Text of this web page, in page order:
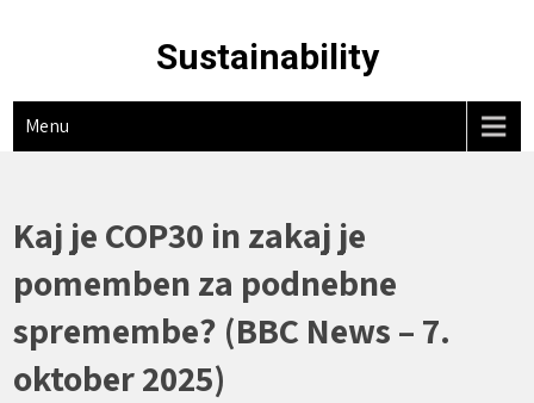
Sustainability
Menu
Kaj je COP30 in zakaj je
pomemben za podnebne
spremembe? (BBC News – 7.
oktober 2025)